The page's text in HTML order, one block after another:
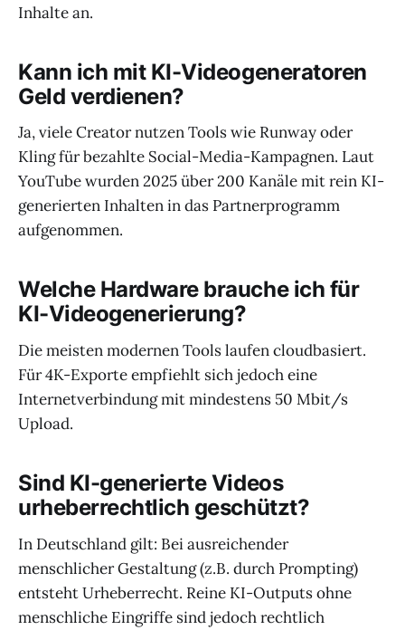
Inhalte an.
Kann ich mit KI-Videogeneratoren
Geld verdienen?
Ja, viele Creator nutzen Tools wie Runway oder
Kling für bezahlte Social-Media-Kampagnen. Laut
YouTube wurden 2025 über 200 Kanäle mit rein KI-
generierten Inhalten in das Partnerprogramm
aufgenommen.
Welche Hardware brauche ich für
KI-Videogenerierung?
Die meisten modernen Tools laufen cloudbasiert.
Für 4K-Exporte empfiehlt sich jedoch eine
Internetverbindung mit mindestens 50 Mbit/s
Upload.
Sind KI-generierte Videos
urheberrechtlich geschützt?
In Deutschland gilt: Bei ausreichender
menschlicher Gestaltung (z.B. durch Prompting)
entsteht Urheberrecht. Reine KI-Outputs ohne
menschliche Eingriffe sind jedoch rechtlich